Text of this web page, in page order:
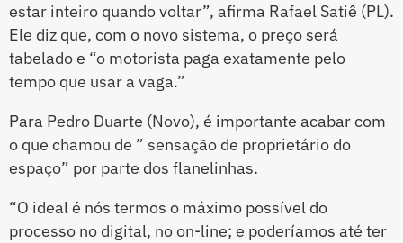
estar inteiro quando voltar”, afirma Rafael Satiê (PL).
Ele diz que, com o novo sistema, o preço será
tabelado e “o motorista paga exatamente pelo
tempo que usar a vaga.”
Para Pedro Duarte (Novo), é importante acabar com
o que chamou de ” sensação de proprietário do
espaço” por parte dos flanelinhas.
“O ideal é nós termos o máximo possível do
processo no digital, no on-line; e poderíamos até ter